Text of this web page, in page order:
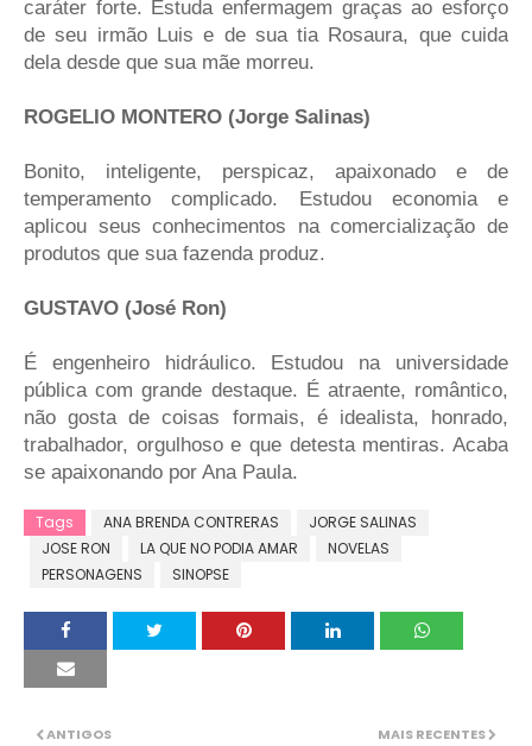
caráter forte. Estuda enfermagem graças ao esforço
de seu irmão Luis e de sua tia Rosaura, que cuida
dela desde que sua mãe morreu.
ROGELIO MONTERO (Jorge Salinas)
Bonito, inteligente, perspicaz, apaixonado e de
temperamento complicado. Estudou economia e
aplicou seus conhecimentos na comercialização de
produtos que sua fazenda produz.
GUSTAVO (José Ron)
É engenheiro hidráulico. Estudou na universidade
pública com grande destaque. É atraente, romântico,
não gosta de coisas formais, é idealista, honrado,
trabalhador, orgulhoso e que detesta mentiras. Acaba
se apaixonando por Ana Paula.
Tags ANA BRENDA CONTRERAS
JORGE SALINAS
JOSE RON
LA QUE NO PODIA AMAR
NOVELAS
PERSONAGENS
SINOPSE
MAIS RECENTES
ANTIGOS